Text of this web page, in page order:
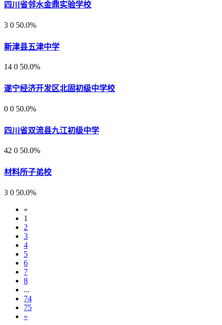
四川省邻水金鼎实验学校
3 0 50.0%
新津县五津中学
14 0 50.0%
遂宁经济开发区北固初级中学校
0 0 50.0%
四川省双流县九江初级中学
42 0 50.0%
材料所子弟校
3 0 50.0%
«
1
2
3
4
5
6
7
8
...
74
75
»